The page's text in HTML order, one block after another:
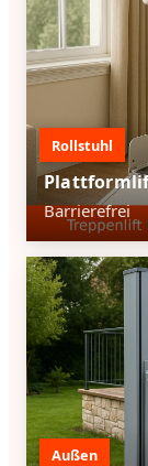
Rollstuhl
Barrierefrei
Außen